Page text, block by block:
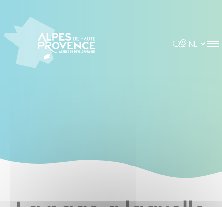
Rechercher
Choisir la